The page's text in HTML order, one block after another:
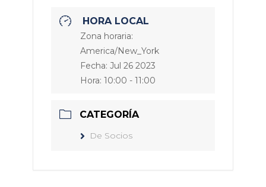
HORA LOCAL
Zona horaria:
America/New_York
Fecha: Jul 26 2023
Hora: 10:00 - 11:00
CATEGORÍA
De Socios